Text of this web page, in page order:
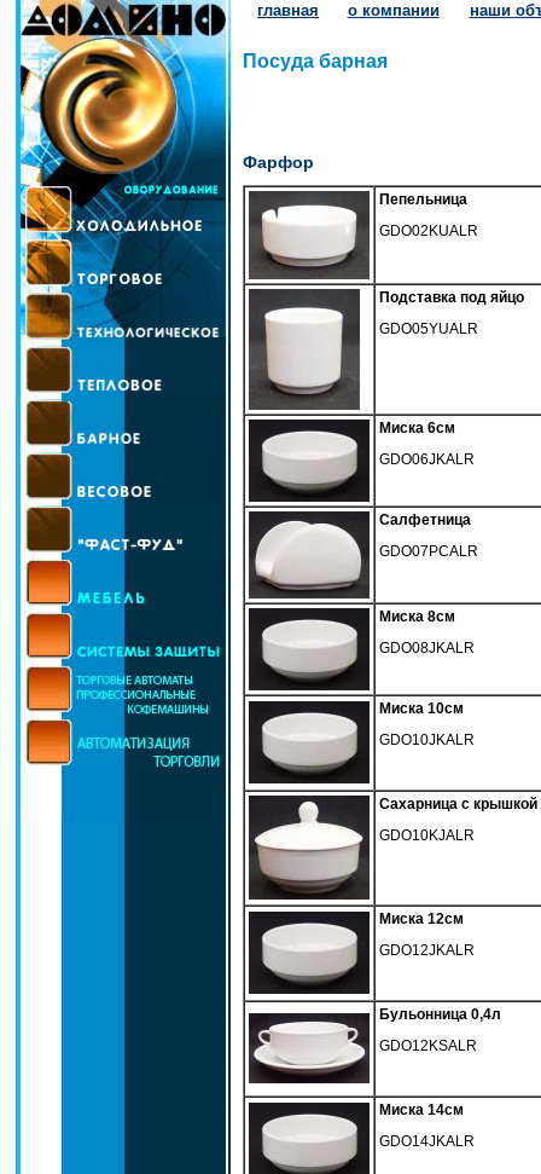
главная о компании наши
Посуда барная
Фарфор
Пепельница
GDO02KUALR
Подставка под яйцо
GDO05YUALR
Миска 6см
GDO06JKALR
Салфетница
GDO07PCALR
Миска 8см
GDO08JKALR
Миска 10см
GDO10JKALR
Сахарница с крышкой
GDO10KJALR
Миска 12см
GDO12JKALR
Бульонница 0,4л
GDO12KSALR
Миска 14см
GDO14JKALR